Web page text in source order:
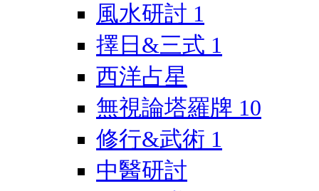
風水研討 1
擇日&三式 1
西洋占星
無視論塔羅牌 10
修行&武術 1
中醫研討